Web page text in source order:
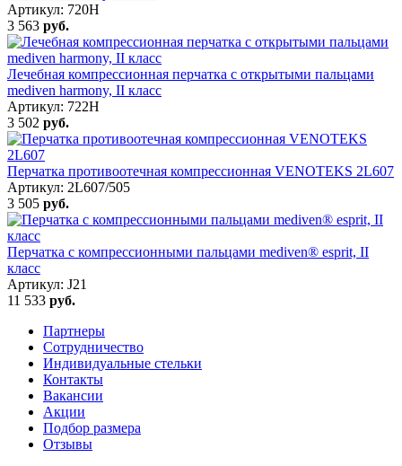
Артикул: 720H
3 563 руб.
Лечебная компрессионная перчатка с открытыми пальцами
mediven harmony, II класс
Артикул: 722H
3 502 руб.
Перчатка противоотечная компрессионная VENOTEKS 2L607
Артикул: 2L607/505
3 505 руб.
Перчатка с компрессионными пальцами mediven® esprit, II
класс
Артикул: J21
11 533 руб.
Партнеры
Сотрудничество
Индивидуальные стельки
Контакты
Вакансии
Акции
Подбор размера
Отзывы